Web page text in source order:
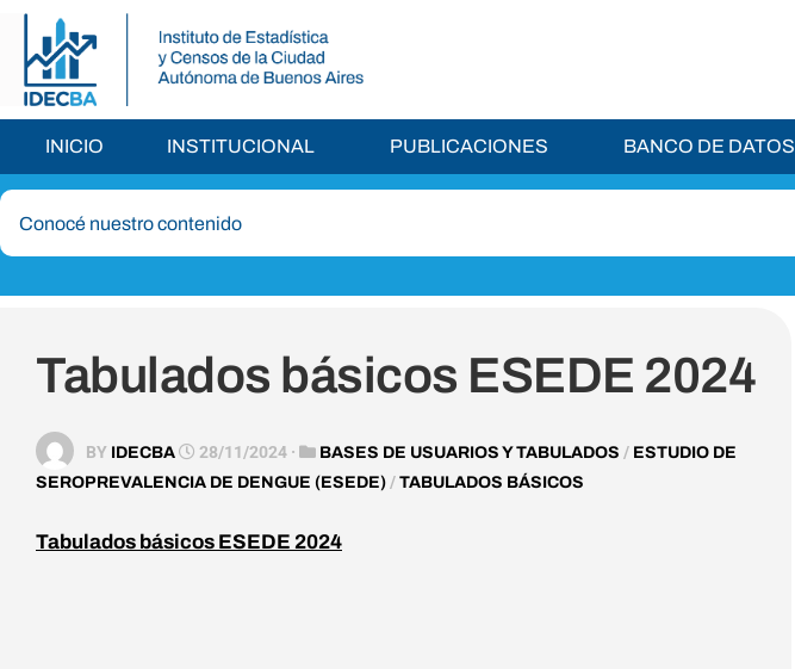
INICIO INSTITUCIONAL PUBLICACIONES BANCO DE DATOS
Tabulados básicos ESEDE 2024
BY IDECBA 28/11/2024 · BASES DE USUARIOS Y TABULADOS / ESTUDIO DE
SEROPREVALENCIA DE DENGUE (ESEDE) / TABULADOS BÁSICOS
Tabulados básicos ESEDE 2024